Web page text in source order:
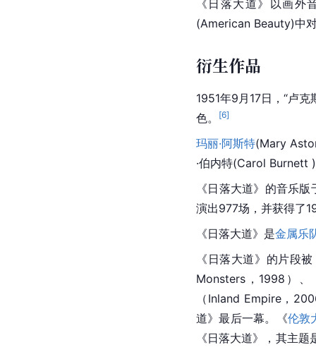
《日落大道》以画
(American Beauty)中
衍生作品
1951年9月17日，“卢
色。
[6]
玛丽·阿斯特(Mary
·伯内特(Carol Burnett
《日落大道》的音乐
演出977场，并获得了
《日落大道》是金属乐
《日落大道》的片段
Monsters，1998）
（Inland Empire，
道》最后一幕。《伦敦
《日落大道》，其主